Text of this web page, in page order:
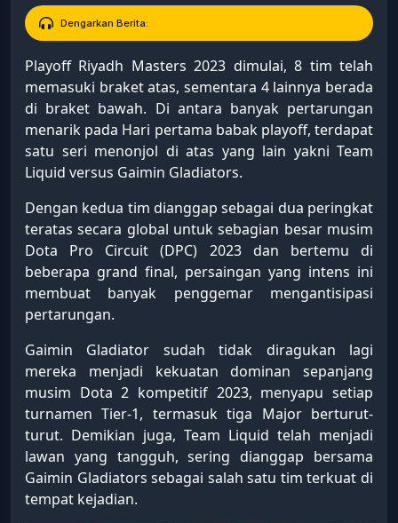
Dengarkan Berita:
Playoff Riyadh Masters 2023 dimulai, 8 tim telah
memasuki braket atas, sementara 4 lainnya berada
di braket bawah. Di antara banyak pertarungan
menarik pada Hari pertama babak playoff, terdapat
satu seri menonjol di atas yang lain yakni Team
Liquid versus Gaimin Gladiators.
Dengan kedua tim dianggap sebagai dua peringkat
teratas secara global untuk sebagian besar musim
Dota Pro Circuit (DPC) 2023 dan bertemu di
beberapa grand final, persaingan yang intens ini
membuat banyak penggemar mengantisipasi
pertarungan.
Gaimin Gladiator sudah tidak diragukan lagi
mereka menjadi kekuatan dominan sepanjang
musim Dota 2 kompetitif 2023, menyapu setiap
turnamen Tier-1, termasuk tiga Major berturut-
turut. Demikian juga, Team Liquid telah menjadi
lawan yang tangguh, sering dianggap bersama
Gaimin Gladiators sebagai salah satu tim terkuat di
tempat kejadian.